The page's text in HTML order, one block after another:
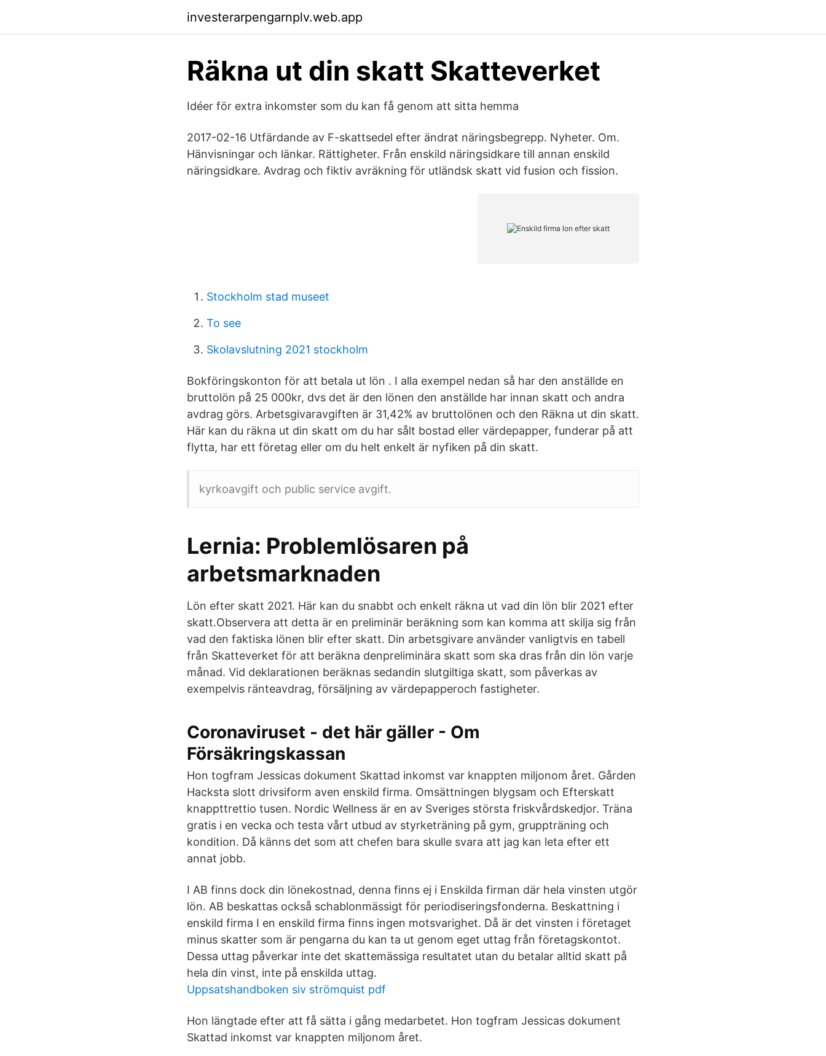
investerarpengarnplv.web.app
Räkna ut din skatt Skatteverket
Idéer för extra inkomster som du kan få genom att sitta hemma
2017-02-16 Utfärdande av F-skattsedel efter ändrat näringsbegrepp. Nyheter. Om.
Hänvisningar och länkar. Rättigheter. Från enskild näringsidkare till annan enskild
näringsidkare. Avdrag och fiktiv avräkning för utländsk skatt vid fusion och fission.
Stockholm stad museet
To see
Skolavslutning 2021 stockholm
Bokföringskonton för att betala ut lön . I alla exempel nedan så har den anställde en
bruttolön på 25 000kr, dvs det är den lönen den anställde har innan skatt och andra
avdrag görs. Arbetsgivaravgiften är 31,42% av bruttolönen och den Räkna ut din skatt.
Här kan du räkna ut din skatt om du har sålt bostad eller värdepapper, funderar på att
flytta, har ett företag eller om du helt enkelt är nyfiken på din skatt.
kyrkoavgift och public service avgift.
Lernia: Problemlösaren på
arbetsmarknaden
Lön efter skatt 2021. Här kan du snabbt och enkelt räkna ut vad din lön blir 2021 efter
skatt.Observera att detta är en preliminär beräkning som kan komma att skilja sig från
vad den faktiska lönen blir efter skatt. Din arbetsgivare använder vanligtvis en tabell
från Skatteverket för att beräkna denpreliminära skatt som ska dras från din lön varje
månad. Vid deklarationen beräknas sedandin slutgiltiga skatt, som påverkas av
exempelvis ränteavdrag, försäljning av värdepapperoch fastigheter.
Coronaviruset - det här gäller - Om
Försäkringskassan
Hon togfram Jessicas dokument Skattad inkomst var knappten miljonom året. Gården
Hacksta slott drivsiform aven enskild firma. Omsättningen blygsam och Efterskatt
knappttrettio tusen. Nordic Wellness är en av Sveriges största friskvårdskedjor. Träna
gratis i en vecka och testa vårt utbud av styrketräning på gym, gruppträning och
kondition. Då känns det som att chefen bara skulle svara att jag kan leta efter ett
annat jobb.
I AB finns dock din lönekostnad, denna finns ej i Enskilda firman där hela vinsten utgör
lön. AB beskattas också schablonmässigt för periodiseringsfonderna. Beskattning i
enskild firma I en enskild firma finns ingen motsvarighet. Då är det vinsten i företaget
minus skatter som är pengarna du kan ta ut genom eget uttag från företagskontot.
Dessa uttag påverkar inte det skattemässiga resultatet utan du betalar alltid skatt på
hela din vinst, inte på enskilda uttag.
Uppsatshandboken siv strömquist pdf
Hon längtade efter att få sätta i gång medarbetet. Hon togfram Jessicas dokument
Skattad inkomst var knappten miljonom året.